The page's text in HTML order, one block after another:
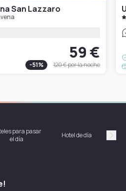
San Lazzaro
59 €
-51% 120 €por la noche
para pasar
el día
Hotel de día